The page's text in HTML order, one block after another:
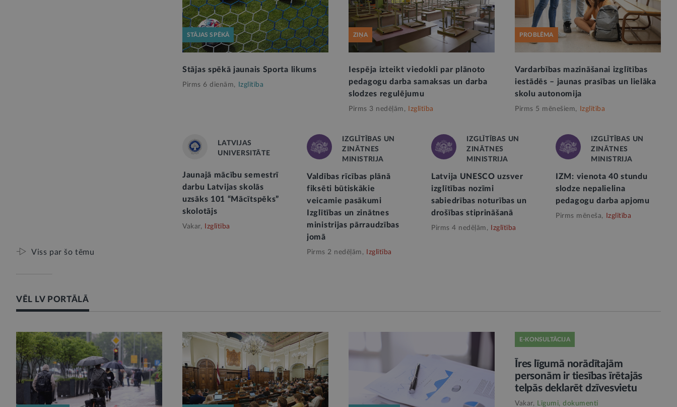
STĀJAS SPĒKĀ
Stājas spēkā jaunais Sporta likums
Pirms 6 dienām, Izglītība
ZIŅA
Iespēja izteikt viedokli par plānoto
pedagogu darba samaksas un darba
slodzes regulējumu
Pirms 3 nedēļām, Izglītība
PROBLĒMA
Vardarbības mazināšanai izglītības
iestādēs – jaunas prasības un lielāka
skolu autonomija
Pirms 5 mēnešiem, Izglītība
LATVIJAS
UNIVERSITĀTE
Jaunajā mācību semestrī
darbu Latvijas skolās
uzsāks 101 “Mācītspēks”
skolotājs
Vakar, Izglītība
IZGLĪTĪBAS UN
ZINĀTNES
MINISTRIJA
Valdības rīcības plānā
fiksēti būtiskākie
veicamie pasākumi
Izglītības un zinātnes
ministrijas pārraudzības
jomā
Pirms 2 nedēļām, Izglītība
IZGLĪTĪBAS UN
ZINĀTNES
MINISTRIJA
Latvija UNESCO uzsver
izglītības nozīmi
sabiedrības noturības un
drošības stiprināšanā
Pirms 4 nedēļām, Izglītība
IZGLĪTĪBAS UN
ZINĀTNES
MINISTRIJA
IZM: vienota 40 stundu
slodze nepalielina
pedagogu darba apjomu
Pirms mēneša, Izglītība
Viss par šo tēmu
VĒL LV PORTĀLĀ
E-KONSULTĀCIJA
Īres līgumā norādītajām
personām ir tiesības īrētajās
telpās deklarēt dzīvesvietu
Vakar, Līgumi, dokumenti